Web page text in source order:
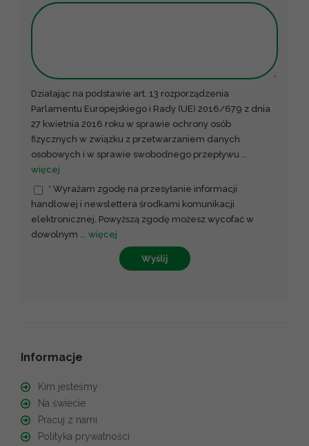
Działając na podstawie art. 13 rozporządzenia
Parlamentu Europejskiego i Rady (UE) 2016/679 z dnia
27 kwietnia 2016 roku w sprawie ochrony osób
fizycznych w związku z przetwarzaniem danych
osobowych i w sprawie swobodnego przepływu ...
więcej
* Wyrażam zgodę na przesyłanie informacji
handlowej i newslettera środkami komunikacji
elektronicznej. Powyższą zgodę możesz wycofać w
dowolnym ... więcej
Wyślij
Informacje
Kim jesteśmy
Na świecie
Pracuj z nami
Polityka prywatności